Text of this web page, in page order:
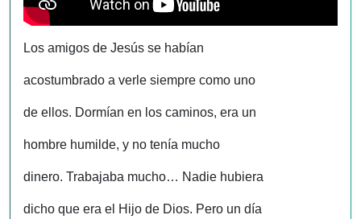
Los amigos de Jesús se habían
acostumbrado a verle siempre como uno
de ellos. Dormían en los caminos, era un
hombre humilde, y no tenía mucho
dinero. Trabajaba mucho… Nadie hubiera
dicho que era el Hijo de Dios. Pero un día